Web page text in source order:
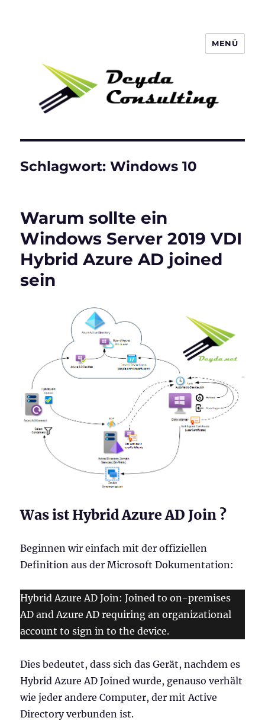
MENÜ
Schlagwort:Windows 10
Warum sollte ein
Windows Server 2019 VDI
Hybrid Azure AD joined
sein
Was ist Hybrid Azure AD Join ?
Beginnen wir einfach mit der offiziellen
Definition aus der Microsoft Dokumentation:
Hybrid Azure AD Join: Joined to on-premises
AD and Azure AD requiring an organizational
account to sign in to the device.
Dies bedeutet, dass sich das Gerät, nachdem es
Hybrid Azure AD Joined wurde, genauso verhält
wie jeder andere Computer, der mit Active
Directory verbunden ist.